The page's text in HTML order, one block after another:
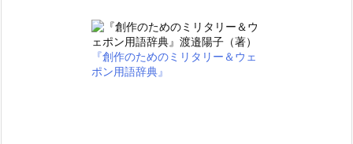
『創作のためのミリタリー＆ウェ
ポン用語辞典』